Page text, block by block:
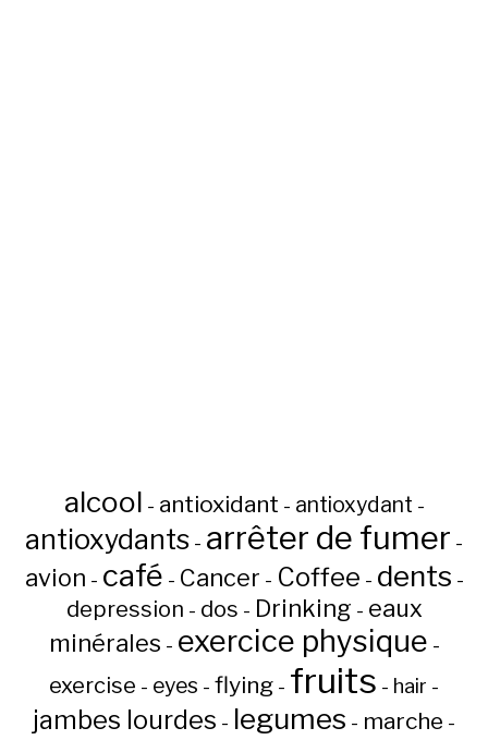
alcool - antioxidant - antioxydant -
antioxydants - arrêter de fumer -
avion - café - Cancer - Coffee - dents -
depression - dos - Drinking - eaux
minérales - exercice physique -
exercise - eyes - flying - fruits - hair -
jambes lourdes - legumes - marche -